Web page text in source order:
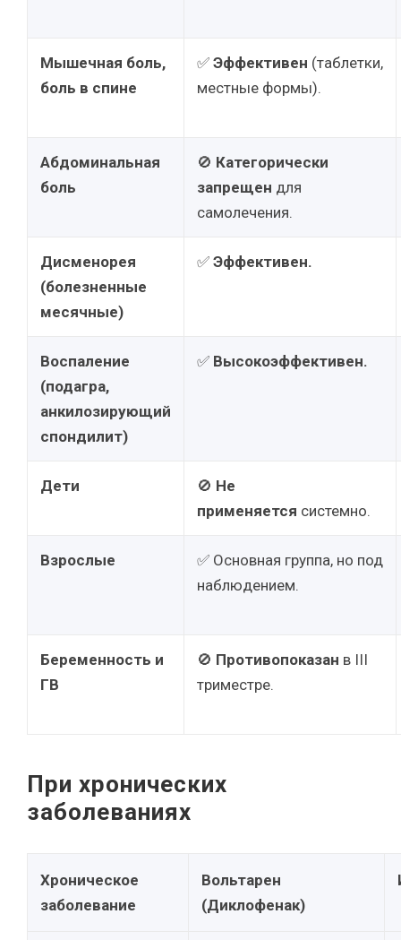
Мышечная боль,
боль в спине
✅ Эффективен (таблетки,
местные формы).
Абдоминальная
боль
🚫 Категорически
запрещен для
самолечения.
Дисменорея
(болезненные
месячные)
✅ Эффективен.
Воспаление
(подагра,
анкилозирующий
спондилит)
✅ Высокоэффективен.
Дети 🚫 Не
применяется системно.
Взрослые
✅ Основная группа, но под
наблюдением.
Беременность и
ГВ
🚫 Противопоказан в III
триместре.
При хронических
заболеваниях
Хроническое
заболевание
Вольтарен
(Диклофенак)